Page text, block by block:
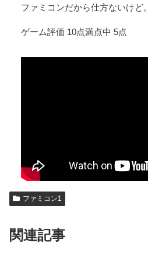
ファミコンだから仕方ないけど。
ゲーム評価 10点満点中 5点
ファミコン1
関連記事